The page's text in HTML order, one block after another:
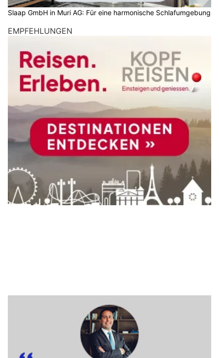
Slaap GmbH in Muri AG: Für eine harmonische Schlafumgebung
EMPFEHLUNGEN